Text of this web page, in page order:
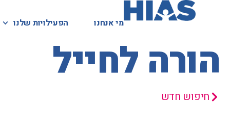
מי אנחנו הפעילויות שלנו מי אנחנו הפעילויות שלנו המאגר המשפטי
הורה לחייל
חיפוש חדש